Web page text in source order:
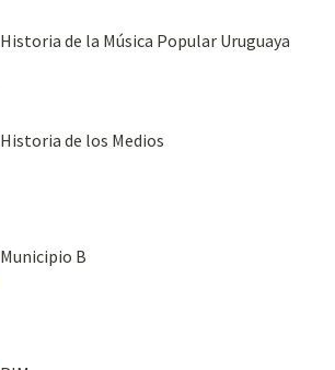
Historia de la Música Popular Uruguaya
Historia de los Medios
Municipio B